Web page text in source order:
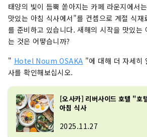
태양의 빛이 듬뿍 쏟아지는 카페 라운지에서
맛있는 아침 식사에서"를 컨셉으로 계절 식
를 준비하고 있습니다. 새해의 시작을 맛있는
는 것은 어떻습니까?
" Hotel Noum OSAKA "에 대해 더 자세히
사를 확인해보십시오.
[오사카] 리버사이드 호텔 "호
아침 식사
2025.11.27